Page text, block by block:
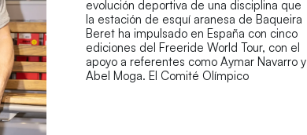
evolución deportiva de una disciplina que
la estación de esquí aranesa de Baqueira
Beret ha impulsado en España con cinco
ediciones del Freeride World Tour, con el
apoyo a referentes como Aymar Navarro y
Abel Moga. El Comité Olímpico